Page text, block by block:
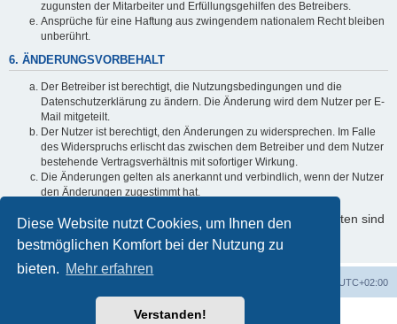
Diese Website nutzt Cookies, um Ihnen den
bestmöglichen Komfort bei der Nutzung zu
bieten. Mehr erfahren
Verstanden!
zugunsten der Mitarbeiter und Erfüllungsgehilfen des Betreibers.
Ansprüche für eine Haftung aus zwingendem nationalem Recht bleiben
unberührt.
6. ÄNDERUNGSVORBEHALT
Der Betreiber ist berechtigt, die Nutzungsbedingungen und die
Datenschutzerklärung zu ändern. Die Änderung wird dem Nutzer per E-
Mail mitgeteilt.
Der Nutzer ist berechtigt, den Änderungen zu widersprechen. Im Falle
des Widerspruchs erlischt das zwischen dem Betreiber und dem Nutzer
bestehende Vertragsverhältnis mit sofortiger Wirkung.
Die Änderungen gelten als anerkannt und verbindlich, wenn der Nutzer
den Änderungen zugestimmt hat.
Informationen über den Umgang mit Ihren persönlichen Daten sind
in der Datenschutzerklärung enthalten.
UTC+02:00
Powered byphpBB® Forum Software © phpBB Limited